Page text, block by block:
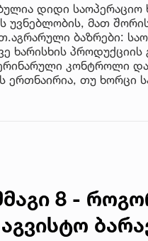
დიდი საოპერაციო
მათ შორის
ბაზრები:
ხარისხის
კონტროლი
თუ ხორცი
8 -